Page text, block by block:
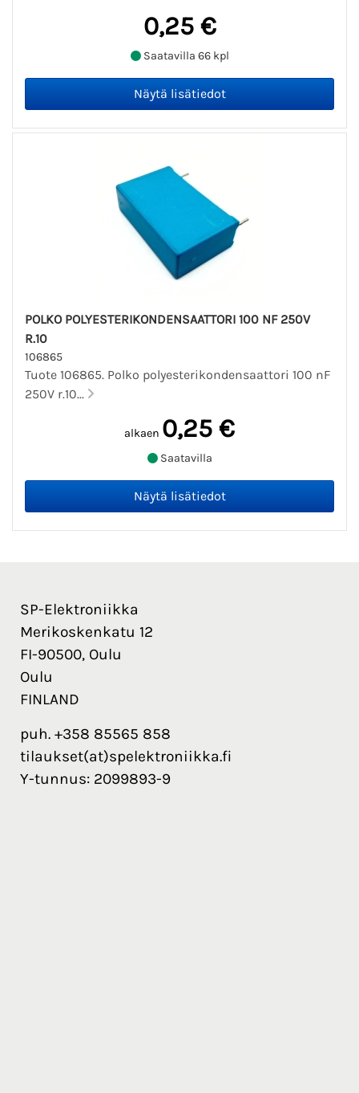
0,25 €
Saatavilla 66 kpl
POLKO POLYESTERIKONDENSAATTORI 100 NF 250V
R.10
106865
Tuote 106865. Polko polyesterikondensaattori 100 nF
250V r.10...
alkaen 0,25 €
Saatavilla
SP-Elektroniikka
Merikoskenkatu 12
FI-90500, Oulu
Oulu
FINLAND
puh. +358 85565 858
tilaukset(at)spelektroniikka.fi
Y-tunnus: 2099893-9